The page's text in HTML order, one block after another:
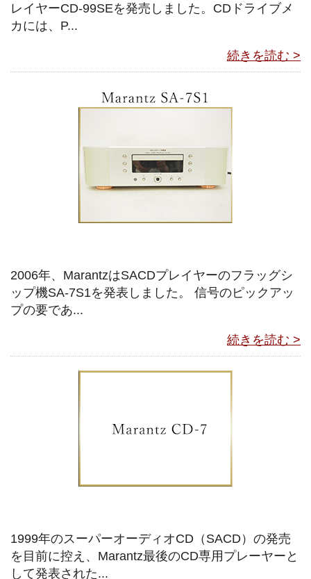
レイヤーCD-99SEを発売しました。CDドライブメ
カには、P...
続きを読む >
2006年、MarantzはSACDプレイヤーのフラッグシ
ップ機SA-7S1を発表しました。 信号のピックアッ
プの要であ...
続きを読む >
1999年のスーパーオーディオCD（SACD）の発売
を目前に控え、Marantz最後のCD専用プレーヤーと
して発表された...